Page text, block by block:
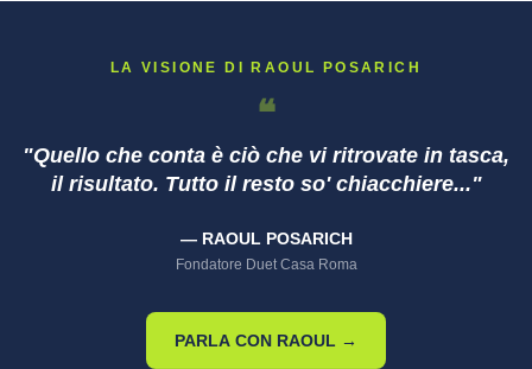
LA VISIONE DI RAOUL POSARICH
❝
"Quello che conta è ciò che vi ritrovate in tasca,
il risultato. Tutto il resto so' chiacchiere..."
— RAOUL POSARICH
Fondatore Duet Casa Roma
PARLA CON RAOUL →